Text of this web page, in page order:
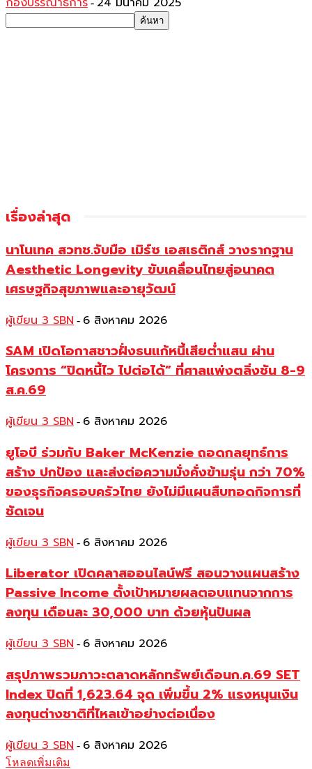
-
เรื่องล่าสุด
นาโนเทค สวทช.จับมือ เมิร์ซ เอสเธติกส์ วางรากฐาน
Aesthetic Longevity ขับเคลื่อนไทยสู่อนาคต
เศรษฐกิจสุขภาพและอายุวัฒน์
ผู้เขียน 3 SBN - 6 สิงหาคม 2026
SAM เปิดโอกาสชาวฝั่งธนแก้หนี้เสียต่ำแสน ผ่าน
โครงการ “ปิดหนี้ไว ไปต่อได้” ที่ศาลแพ่งตลิ่งชัน 8-9
ส.ค.69
ผู้เขียน 3 SBN - 6 สิงหาคม 2026
ยูโอบี ร่วมกับ Baker McKenzie ถอดกลยุทธ์การ
สร้าง ปกป้อง และส่งต่อความมั่งคั่งข้ามรุ่น กว่า 70%
ของธุรกิจครอบครัวไทย ยังไม่มีแผนสืบทอดกิจการที่
ชัดเจน
ผู้เขียน 3 SBN - 6 สิงหาคม 2026
Liberator เปิดคลาสออนไลน์ฟรี สอนวางแผนสร้าง
Passive Income ตั้งเป้าหมายผลตอบแทนจากการ
ลงทุน เดือนละ 30,000 บาท ด้วยหุ้นปันผล
ผู้เขียน 3 SBN - 6 สิงหาคม 2026
สรุปภาพรวมภาวะตลาดหลักทรัพย์เดือนก.ค.69 SET
Index ปิดที่ 1,623.64 จุด เพิ่มขึ้น 2% แรงหนุนเงิน
ลงทุนต่างชาติที่ไหลเข้าอย่างต่อเนื่อง
ผู้เขียน 3 SBN - 6 สิงหาคม 2026
โหลดเพิ่มเติม